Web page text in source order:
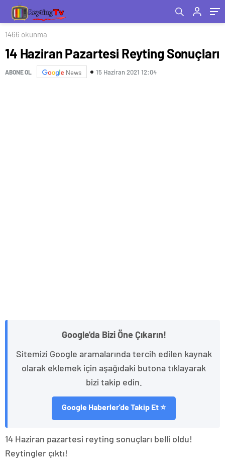
1466 okunma
14 Haziran Pazartesi Reyting Sonuçları
ABONE OL News 15 Haziran 2021 12:04
Google'da Bizi Öne Çıkarın!
Sitemizi Google aramalarında tercih edilen kaynak
olarak eklemek için aşağıdaki butona tıklayarak
bizi takip edin.
Google Haberler'de Takip Et ⭐
14 Haziran pazartesi reyting sonuçları belli oldu!
Reytingler çıktı!